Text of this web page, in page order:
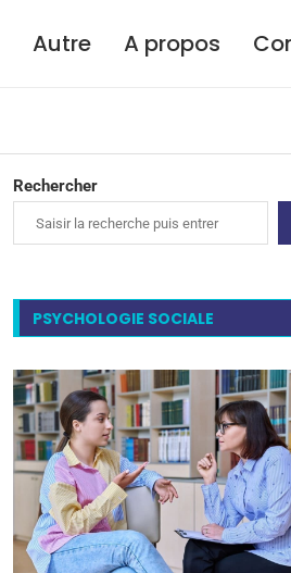
Autre A propos
Rechercher
PSYCHOLOGIE SOCIALE